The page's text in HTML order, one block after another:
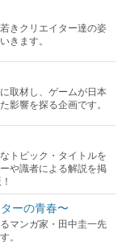
きクリエイター達の姿
きます。
取材し、ゲームが日本
影響を探る企画です。
トピック・タイトルを
や識者による解説を掲
ーの青春〜
マンガ家・田中圭一先
。